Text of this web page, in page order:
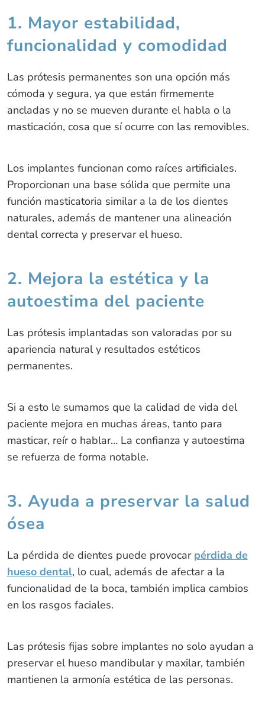
1. Mayor estabilidad,
funcionalidad y comodidad
Las prótesis permanentes son una opción más
cómoda y segura, ya que están firmemente
ancladas y no se mueven durante el habla o la
masticación, cosa que sí ocurre con las removibles.
Los implantes funcionan como raíces artificiales.
Proporcionan una base sólida que permite una
función masticatoria similar a la de los dientes
naturales, además de mantener una alineación
dental correcta y preservar el hueso.
2. Mejora la estética y la
autoestima del paciente
Las prótesis implantadas son valoradas por su
apariencia natural y resultados estéticos
permanentes.
Si a esto le sumamos que la calidad de vida del
paciente mejora en muchas áreas, tanto para
masticar, reír o hablar… La confianza y autoestima
se refuerza de forma notable.
3. Ayuda a preservar la salud
ósea
La pérdida de dientes puede provocar pérdida de
hueso dental, lo cual, además de afectar a la
funcionalidad de la boca, también implica cambios
en los rasgos faciales.
Las prótesis fijas sobre implantes no solo ayudan a
preservar el hueso mandibular y maxilar, también
mantienen la armonía estética de las personas.